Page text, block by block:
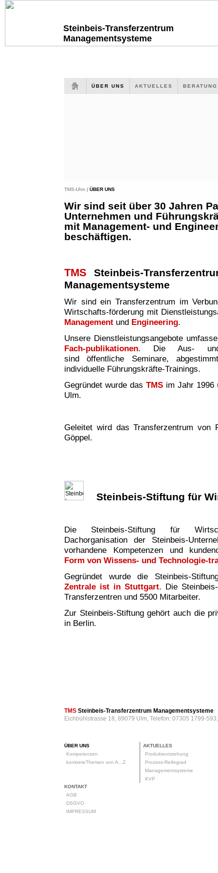
Steinbeis-Transferzentrum
Managementsysteme
ÜBER UNS AKTUELLES
TMS-Ulm | ÜBER UNS
Wir sind seit über 30 Jahren
Unternehmen und
mit Management- und
beschäftigen.
TMS
Steinbeis-
Managementsysteme
Wir sind ein Transferzentrum im
Wirtschafts-förderung mit
Management und Engineering.
Unsere Dienstleistungsangebote
Fach-publikationen. Die Aus- und
sindöffentliche Seminare,
individuelle Führungskräfte-Trainings.
Gegründet wurde das TMS im Jahr
Ulm.
Geleitet wird das Transferzentrum von
Göppel.
Steinbeis-Stiftung für
Die Steinbeis-Stiftung für
Dachorganisation der Steinbeis-
vorhandene Kompetenzen und
Form von Wissens- und Technologie-
Gegründet wurde die Steinbeis-
Zentrale ist in Stuttgart. Die
Transferzentren und 5500 Mitarbeiter.
Zur Steinbeis-Stiftung gehört auch die
in Berlin.
TMS Steinbeis-Transferzentrum Managementsysteme
Eichbühlstrasse 18, 89079 Ulm, Telefon: 07305 1799-
ÜBER UNS
Kompetenzen
konkreteThemen von A...Z
AKTUELLES
Produktentstehung
Prozess-Reifegrad
Managementsysteme
KVP
KONTAKT
AGB
DSGVO
IMPRESSUM